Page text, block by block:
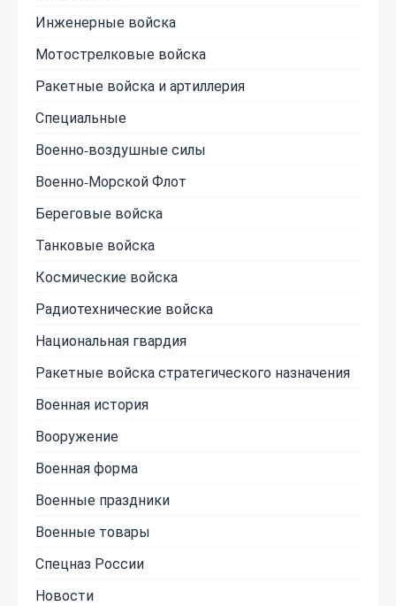
Инженерные войска
Мотострелковые войска
Ракетные войска и артиллерия
Специальные
Военно-воздушные силы
Военно-Морской Флот
Береговые войска
Танковые войска
Космические войска
Радиотехнические войска
Национальная гвардия
Ракетные войска стратегического назначения
Военная история
Вооружение
Военная форма
Военные праздники
Военные товары
Спецназ России
Новости